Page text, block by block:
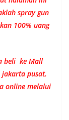
spray gun
100% uang
beli ke Mall
jakarta pusat,
online melalui